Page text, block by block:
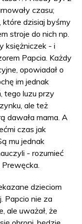
czasu;
które dzisiaj byśmy
stroje do nich np.
księżniczek - i
Papcia. Każdy
opowiadał o
im jednak
tego luzu przy
ale też
dawała mama. A
czas jak
mu jednak
- rozumieć
dzieciom
Papcio nie za
ale uważał, że